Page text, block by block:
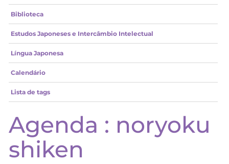
Biblioteca
Estudos Japoneses e Intercâmbio Intelectual
Língua Japonesa
Calendário
Lista de tags
Agenda : noryoku
shiken